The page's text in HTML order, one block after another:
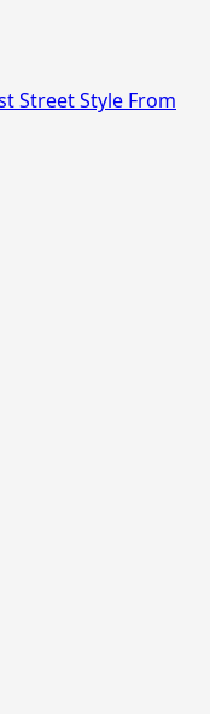
Street Style From